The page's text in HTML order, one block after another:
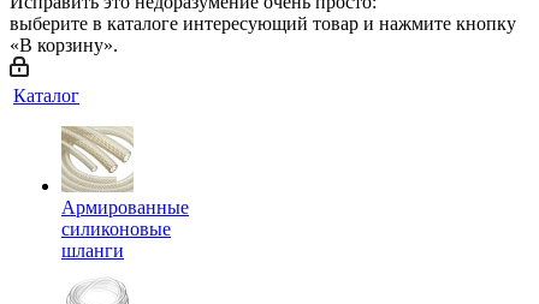
выберите в каталоге интересующий товар и нажмите кнопку
«В корзину».
Каталог
Армированные
силиконовые
шланги